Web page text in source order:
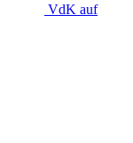
VdK auf